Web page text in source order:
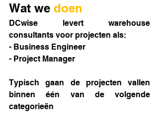
Wat we doen
DCwise levert warehouse
consultants voor projecten als:
- Business Engineer
- Project Manager
Typisch gaan de projecten vallen
binnen één van de volgende
categorieën